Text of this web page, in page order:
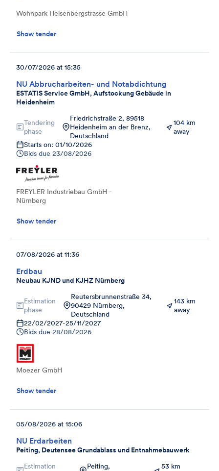
Wohnpark Heisenbergstrasse GmbH
Show tender
NU Abbrucharbeiten- und Notabdichtung
ESTATIS Service GmbH, Aufstockung Gebäude in
Heidenheim
30/07/2026 at 15:35
Tendering
phase
Friedrichstraße 2, 89518
Heidenheim an der Brenz,
Deutschland
104 km
away
Starts on: 01/10/2026
Bids due 23/08/2026
FREYLER Industriebau GmbH -
Nürnberg
Show tender
Erdbau
Neubau KJND und KJHZ Nürnberg
07/08/2026 at 11:36
Estimation
phase
Reutersbrunnenstraße 34,
90429 Nürnberg,
Deutschland
143 km
away
22/02/2027-25/11/2027
Bids due 28/08/2026
Moezer GmbH
Show tender
NU Erdarbeiten
Peiting, Deutensee Grundablass und Entnahmebauwerk
05/08/2026 at 15:06
Estimation
Peiting,
53 km